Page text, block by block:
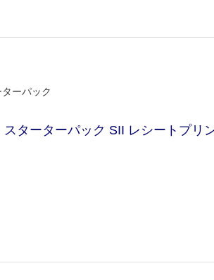
ーパック
ターターパック SII レシートプリ